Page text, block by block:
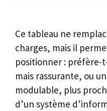
Ce tableau ne
charges, mais il
positionner : préfère-
mais rassurante, ou
modulable, plus
d’un système